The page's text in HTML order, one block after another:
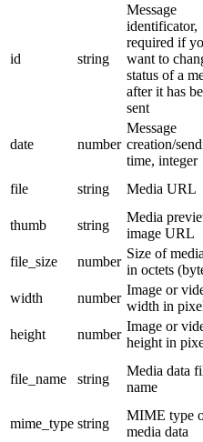
id string
Message
identificator,
required if
want to
status of a
after it has
sent
date number
Message
creation/
time, integer
file string Media URL
thumb
string
Media
image URL
file_size
number
Size of
in octets
width
number
Image or
width in
height
number
Image or
height in
file_name string
Media data
name
mime_type string
MIME type
media data